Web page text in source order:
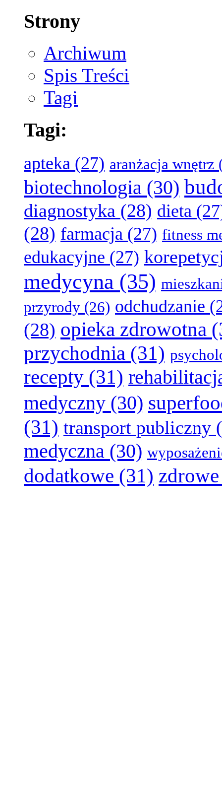
Strony
Archiwum
Spis Treści
Tagi
Tagi:
apteka (27) aranżacja wnętrz
biotechnologia (30)
diagnostyka (28) dieta
(28) farmacja (27) fitness
edukacyjne (27)
medycyna (35)
przyrody (26) odchudzanie
(28) opieka zdrowotna
przychodnia (31)
recepty (31)
medyczny (30)
(31) transport publiczny
medyczna (30)
dodatkowe (31)